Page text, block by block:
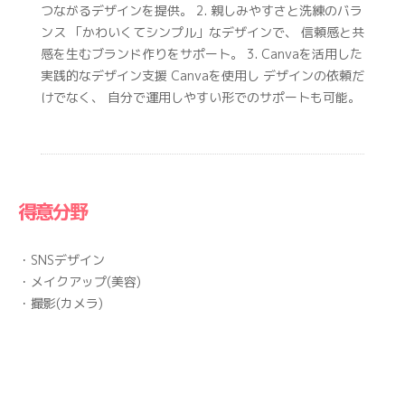
つながるデザインを提供。 2. 親しみやすさと洗練のバラ
ンス 「かわいくてシンプル」なデザインで、 信頼感と共
感を生むブランド作りをサポート。 3. Canvaを活用した
実践的なデザイン支援 Canvaを使用し デザインの依頼だ
けでなく、 自分で運用しやすい形でのサポートも可能。
得意分野
・SNSデザイン
・メイクアップ(美容)
・撮影(カメラ)